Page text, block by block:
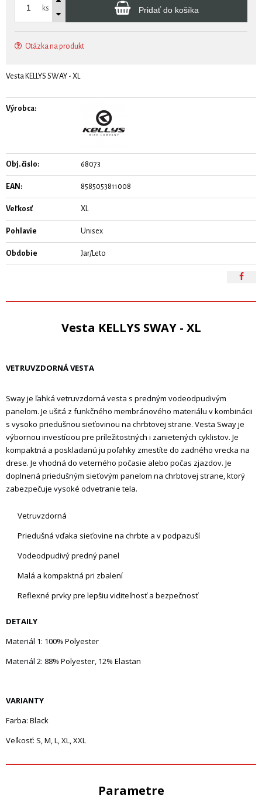
ks Pridať do košíka
Otázka na produkt
Vesta KELLYS SWAY - XL
Výrobca:
Obj. čislo: 68073
EAN: 8585053811008
Veľkosť XL
Pohlavie Unisex
Obdobie Jar/Leto
Vesta KELLYS SWAY - XL
VETRUVZDORNÁ VESTA
Sway je ľahká vetruvzdorná vesta s predným vodeodpudivým
panelom. Je ušitá z funkčného membránového materiálu v kombinácii
s vysoko priedušnou sieťovinou na chrbtovej strane. Vesta Sway je
výbornou investíciou pre príležitostných i zanietených cyklistov. Je
kompaktná a poskladanú ju poľahky zmestíte do zadného vrecka na
drese. Je vhodná do veterného počasie alebo počas zjazdov. Je
doplnená priedušným sieťovým panelom na chrbtovej strane, ktorý
zabezpečuje vysoké odvetranie tela.
Vetruvzdorná
Priedušná vďaka sieťovine na chrbte a v podpazuší
Vodeodpudivý predný panel
Malá a kompaktná pri zbalení
Reflexné prvky pre lepšiu viditeľnosť a bezpečnosť
DETAILY
Materiál 1: 100% Polyester
Materiál 2: 88% Polyester, 12% Elastan
VARIANTY
Farba: Black
Veľkosť: S, M, L, XL, XXL
Parametre